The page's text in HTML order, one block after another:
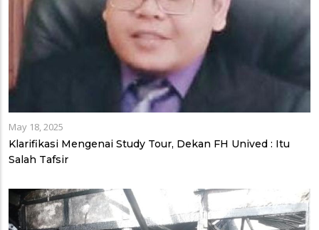
May 18, 2025
Klarifikasi Mengenai Study Tour, Dekan FH Unived : Itu
Salah Tafsir